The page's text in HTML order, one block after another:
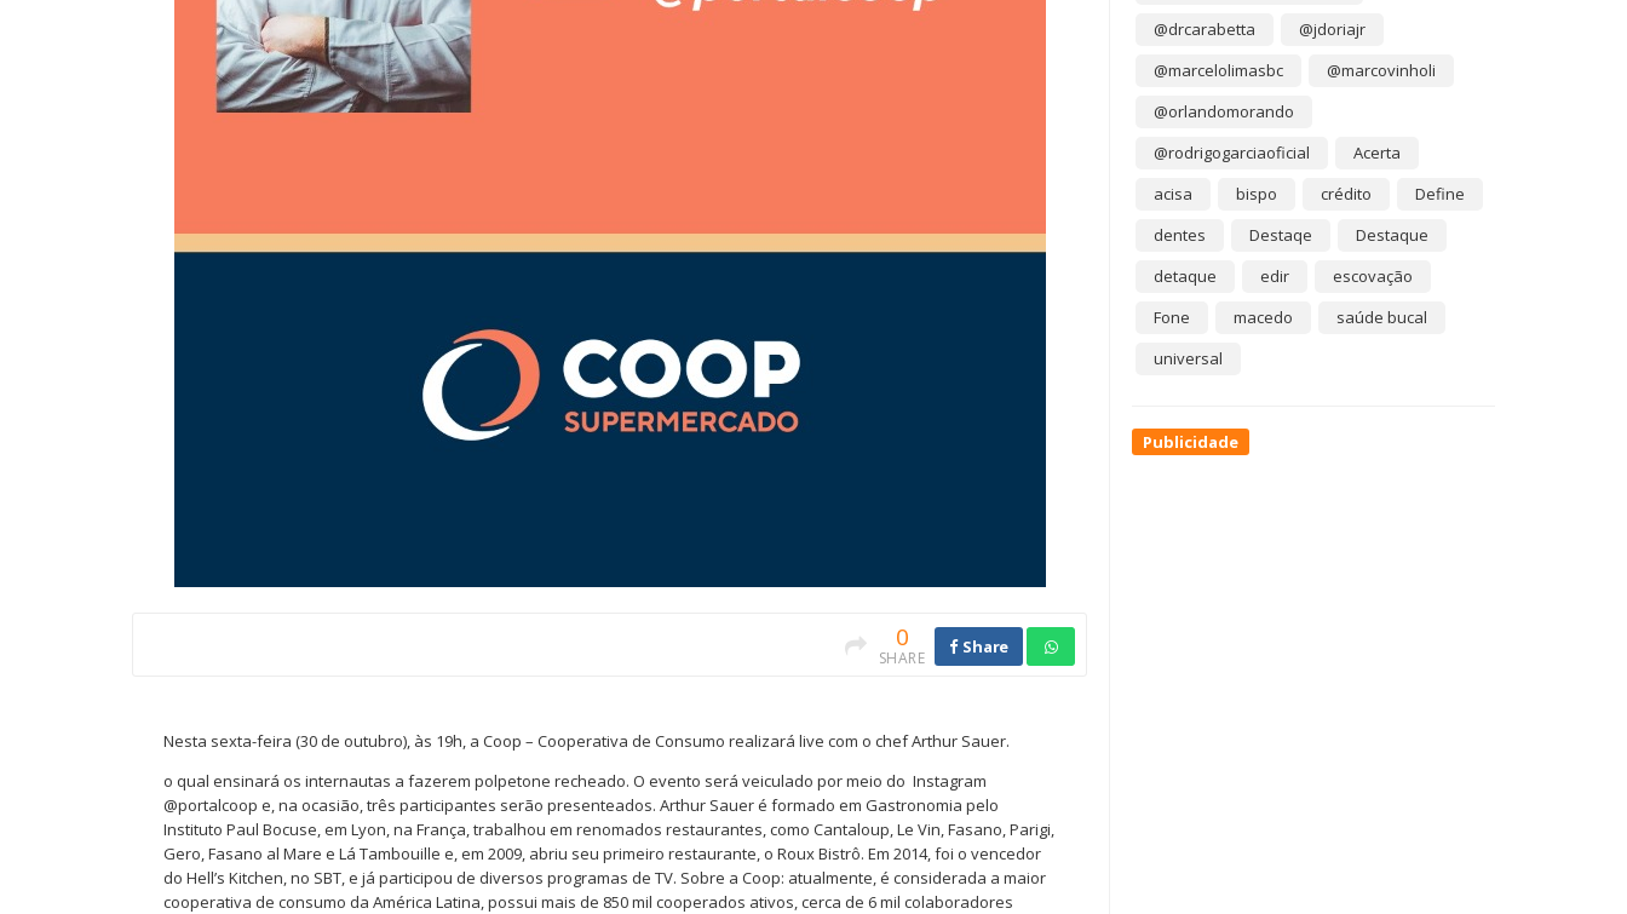
0
SHARE
Share
Nesta sexta-feira (30 de outubro), às 19h, a Coop – Cooperativa de Consumo realizará live com o chef Arthur Sauer.
o qual ensinará os internautas a fazerem polpetone recheado. O evento será veiculado por meio do Instagram
@portalcoop e, na ocasião, três participantes serão presenteados. Arthur Sauer é formado em Gastronomia pelo
Instituto Paul Bocuse, em Lyon, na França, trabalhou em renomados restaurantes, como Cantaloup, Le Vin, Fasano, Parigi,
Gero, Fasano al Mare e Lá Tambouille e, em 2009, abriu seu primeiro restaurante, o Roux Bistrô. Em 2014, foi o vencedor
do Hell’s Kitchen, no SBT, e já participou de diversos programas de TV. Sobre a Coop: atualmente, é considerada a maior
cooperativa de consumo da América Latina, possui mais de 850 mil cooperados ativos, cerca de 6 mil colaboradores
@drcarabetta
@jdoriajr
@marcelolimasbc
@marcovinholi
@orlandomorando
@rodrigogarciaoficial
Acerta
acisa
bispo crédito
Define
dentes
Destaqe
Destaque
detaque
edir
escovação
Fone
macedo
saúde bucal
universal
Publicidade